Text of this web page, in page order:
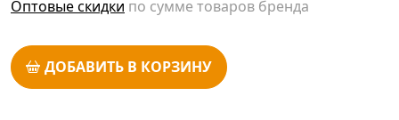
Оптовые скидки по сумме товаров бренда
ДОБАВИТЬ В КОРЗИНУ